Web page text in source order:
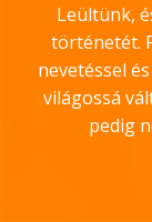
Leültünk,
történetét.
nevetéssel
világossá
pedig